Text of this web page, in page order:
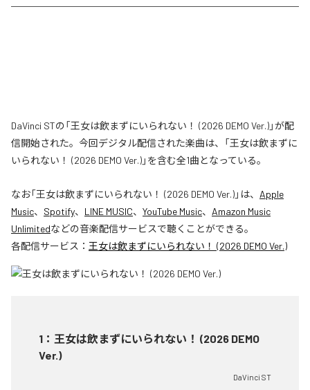
DaVinci STの「王女は飲まずにいられない！ (2026 DEMO Ver.)」が配
信開始された。今回デジタル配信された楽曲は、「王女は飲まずに
いられない！ (2026 DEMO Ver.)」を含む全1曲となっている。
なお「王女は飲まずにいられない！ (2026 DEMO Ver.)」は、 Apple
Music、 Spotify、 LINE MUSIC、 YouTube Music、 Amazon Music
Unlimitedなどの音楽配信サービスで聴くことができる。
各配信サービス： 王女は飲まずにいられない！ (2026 DEMO Ver.)
1 ： 王女は飲まずにいられない！ (2026 DEMO
Ver.)
DaVinci ST